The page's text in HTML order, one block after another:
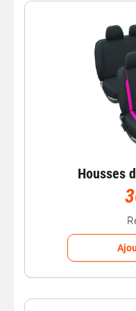
Confort amélioré
Personnalisation
Entretien facilité
Différents types
housses de siège
Housses de siège
Housses de siège
s’adapter
Housses en tissu
confortables pour un
Housses